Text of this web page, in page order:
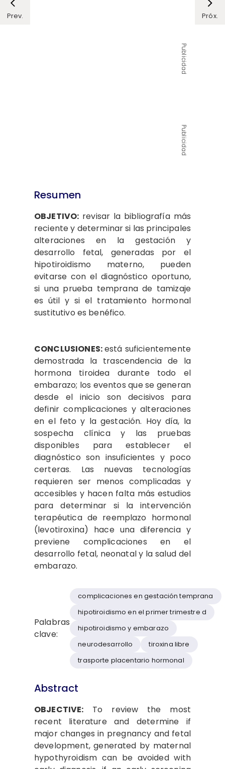
Prev. Próx.
Publicidad
Publicidad
Resumen
OBJETIVO: revisar la bibliografía más
reciente y determinar si las principales
alteraciones en la gestación y
desarrollo fetal, generadas por el
hipotiroidismo materno, pueden
evitarse con el diagnóstico oportuno,
si una prueba temprana de tamizaje
es útil y si el tratamiento hormonal
sustitutivo es benéfico.
CONCLUSIONES:está suficientemente
demostrada la trascendencia de la
hormona tiroidea durante todo el
embarazo; los eventos que se generan
desde el inicio son decisivos para
definir complicaciones y alteraciones
en el feto y la gestación. Hoy día, la
sospecha clínica y las pruebas
disponibles para establecer el
diagnóstico son insuficientes y poco
certeras. Las nuevas tecnologías
requieren ser menos complicadas y
accesibles y hacen falta más estudios
para determinar si la intervención
terapéutica de reemplazo hormonal
(levotiroxina) hace una diferencia y
previene complicaciones en el
desarrollo fetal, neonatal y la salud del
embarazo.
Palabras
clave:
complicaciones en gestación temprana
hipotiroidismo en el primer trimestre d
hipotiroidismo y embarazo
neurodesarrollo
tiroxina libre
trasporte placentario hormonal
Abstract
OBJECTIVE: To review the most
recent literature and determine if
major changes in pregnancy and fetal
development, generated by maternal
hypothyroidism can be avoided with